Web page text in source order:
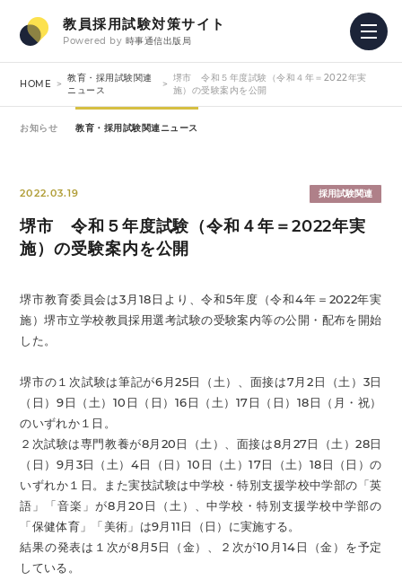
教員採用試験対策サイト
Powered by 時事通信出版局
HOME
教育・採用試験関連
ニュース
堺市 令和５年度試験（令和４年＝2022年実
施）の受験案内を公開
お知らせ 教育・採用試験関連ニュース
2022.03.19 採用試験関連
堺市 令和５年度試験（令和４年＝2022年実
施）の受験案内を公開
堺市教育委員会は3月18日より、令和5年度（令和4年＝2022年実
施）堺市立学校教員採用選考試験の受験案内等の公開・配布を開始
した。
堺市の１次試験は筆記が6月25日（土）、面接は7月2日（土）3日
（日）9日（土）10日（日）16日（土）17日（日）18日（月・祝）
のいずれか１日。
２次試験は専門教養が8月20日（土）、面接は8月27日（土）28日
（日）9月3日（土）4日（日）10日（土）17日（土）18日（日）の
いずれか１日。また実技試験は中学校・特別支援学校中学部の「英
語」「音楽」が8月20日（土）、中学校・特別支援学校中学部の
「保健体育」「美術」は9月11日（日）に実施する。
結果の発表は１次が8月5日（金）、２次が10月14日（金）を予定
している。